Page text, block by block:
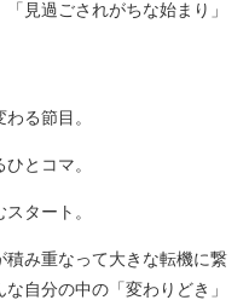
見過ごされがちな始まり」
る節目。
とコマ。
タート。
み重なって大きな転機に繋
自分の中の「変わりどき」